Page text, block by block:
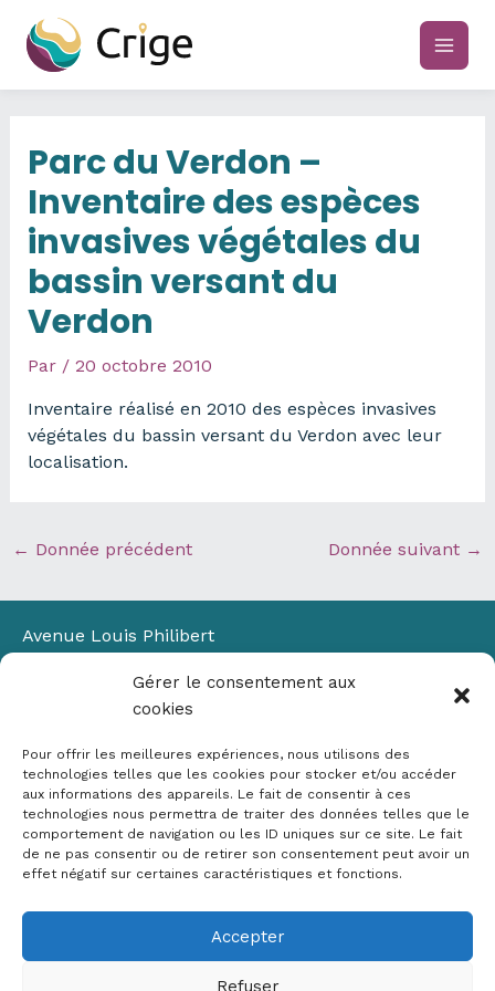
Gérer le consentement aux
cookies
Pour offrir les meilleures expériences, nous utilisons des
technologies telles que les cookies pour stocker et/ou accéder
aux informations des appareils. Le fait de consentir à ces
technologies nous permettra de traiter des données telles que le
comportement de navigation ou les ID uniques sur ce site. Le fait
de ne pas consentir ou de retirer son consentement peut avoir un
effet négatif sur certaines caractéristiques et fonctions.
Accepter
Refuser
contenu
main
Parc du Verdon –
Inventaire des espèces
invasives végétales du
bassin versant du
Verdon
Par / 20 octobre 2010
Inventaire réalisé en 2010 des espèces invasives
végétales du bassin versant du Verdon avec leur
localisation.
← Donnée précédent Donnée suivant →
Avenue Louis Philibert
Bâtiment Laennec
13100 Aix-en-Provence
✉ contact@crige-paca.org
Mentions légales
RGPD